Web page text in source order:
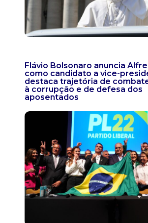
Flávio Bolsonaro anuncia
como candidato a vice-
destaca trajetória de
à corrupção e de defesa dos
aposentados